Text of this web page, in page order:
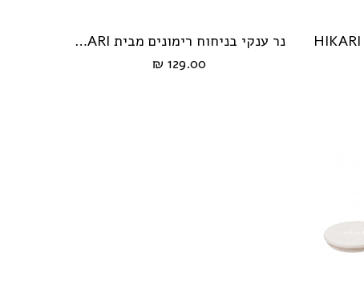
הוספה לעגלה נר ענקי בניחוח רימונים מבית HIKARI
129.00 ₪